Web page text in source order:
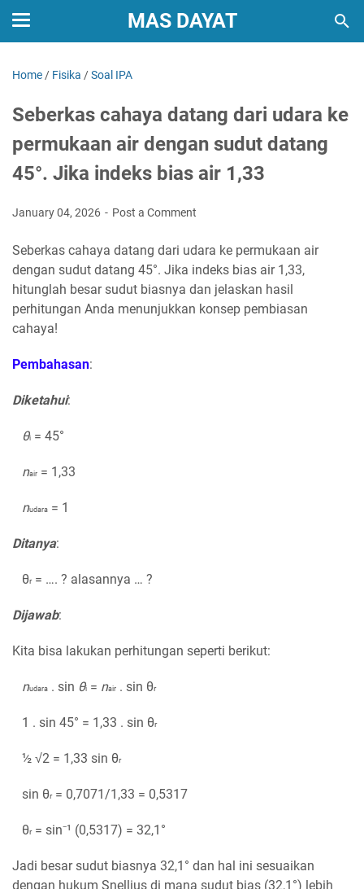
MAS DAYAT
Home / Fisika /Soal IPA
Seberkas cahaya datang dari udara ke
permukaan air dengan sudut datang
45°. Jika indeks bias air 1,33
January 04, 2026 Post a Comment
Seberkas cahaya datang dari udara ke permukaan air
dengan sudut datang 45°. Jika indeks bias air 1,33,
hitunglah besar sudut biasnya dan jelaskan hasil
perhitungan Anda menunjukkan konsep pembiasan
cahaya!
Pembahasan:
Diketahui:
θi = 45°
nair = 1,33
nudara = 1
Ditanya:
θr= …. ? alasannya … ?
Dijawab:
Kita bisa lakukan perhitungan seperti berikut:
nudara . sin θi = nair . sin θr
1 . sin 45° = 1,33 . sin θr
½ √2 = 1,33 sin θr
sin θr= 0,7071/1,33 = 0,5317
θr= sin⁻¹ (0,5317) = 32,1°
Jadi besar sudut biasnya 32,1° dan hal ini sesuaikan
dengan hukum Snellius di mana sudut bias (32,1°) lebih